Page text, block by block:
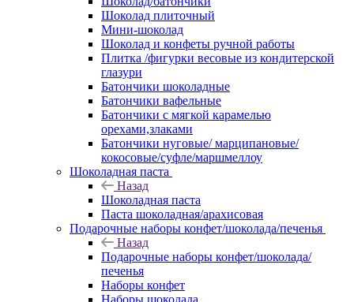
Шоколад плиточный
Мини-шоколад
Шоколад и конфеты ручной работы
Плитка /фигурки весовые из кондитерской
глазури
Батончики шоколадные
Батончики вафельные
Батончики с мягкой карамелью
орехами,злаками
Батончики нуговые/ марципановые/
кокосовые/суфле/маршмеллоу
Шоколадная паста
Назад
Шоколадная паста
Паста шоколадная/арахисовая
Подарочные наборы конфет/шоколада/печенья
Назад
Подарочные наборы конфет/шоколада/
печенья
Наборы конфет
Наборы шоколада